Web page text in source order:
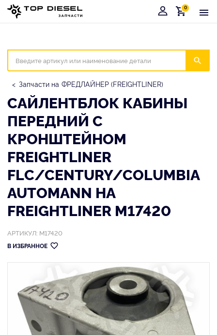
Корзина
0
Запчасти на ФРЕДЛАЙНЕР (FREIGHTLINER)
САЙЛЕНТБЛОК КАБИНЫ
ПЕРЕДНИЙ С
КРОНШТЕЙНОМ
FREIGHTLINER
FLC/CENTURY/COLUMBIA
AUTOMANN НА
FREIGHTLINER M17420
АРТИКУЛ: M17420
В ИЗБРАННОЕ